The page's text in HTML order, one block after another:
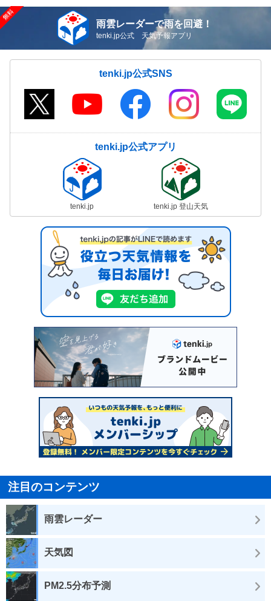
雨雲レーダーで雨を回避！
tenki.jp公式 天気予報アプリ
tenki.jp公式SNS
tenki.jp公式アプリ
tenki.jp tenki.jp 登山天気
注目のコンテンツ
雨雲レーダー
天気図
PM2.5分布予測